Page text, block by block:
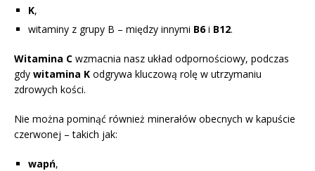
K,
witaminy z grupy B – między innymi B6i B12.
Witamina C wzmacnia nasz układ odpornościowy, podczas
gdy witamina K odgrywa kluczową rolę w utrzymaniu
zdrowych kości.
Nie można pominąć również minerałów obecnych w kapuście
czerwonej – takich jak:
wapń,